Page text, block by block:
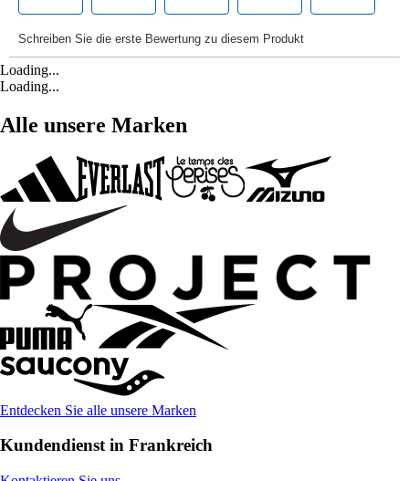
Loading...
Loading...
Alle unsere Marken
Entdecken Sie alle unsere Marken
Kundendienst in Frankreich